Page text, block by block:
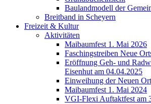
Baulandmodell der
Breitband in Scheyern
Freizeit & Kultur
Aktivitäten
Maibaumfest 1. Mai 2026
Faschingstreiben Neue
Eröffnung Geh- und
Eisenhut am 04.04.2025
Einweihung der Neuen
Maibaumfest 1. Mai 2024
VGI-Flexi Auftaktfest am